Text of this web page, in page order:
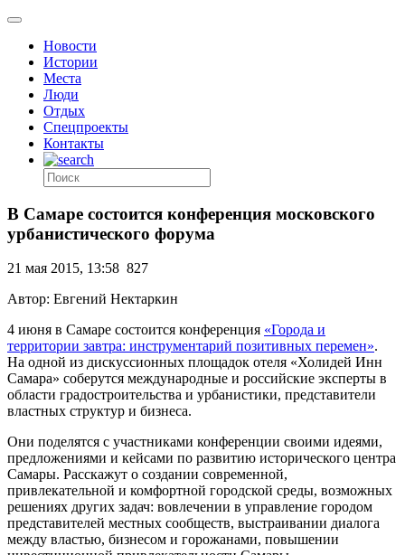
Новости
Истории
Места
Люди
Отдых
Спецпроекты
Контакты
В Самаре состоится конференция московского
урбанистического форума
21 мая 2015, 13:58 827
Автор: Евгений Нектаркин
4 июня в Самаре состоится конференция «Города и
территории завтра: инструментарий позитивных перемен».
На одной из дискуссионных площадок отеля «Холидей Инн
Самара» соберутся международные и российские эксперты в
области градостроительства и урбанистики, представители
властных структур и бизнеса.
Они поделятся с участниками конференции своими идеями,
предложениями и кейсами по развитию исторического центра
Самары. Расскажут о создании современной,
привлекательной и комфортной городской среды, возможных
решениях других задач: вовлечении в управление городом
представителей местных сообществ, выстраивании диалога
между властью, бизнесом и горожанами, повышении